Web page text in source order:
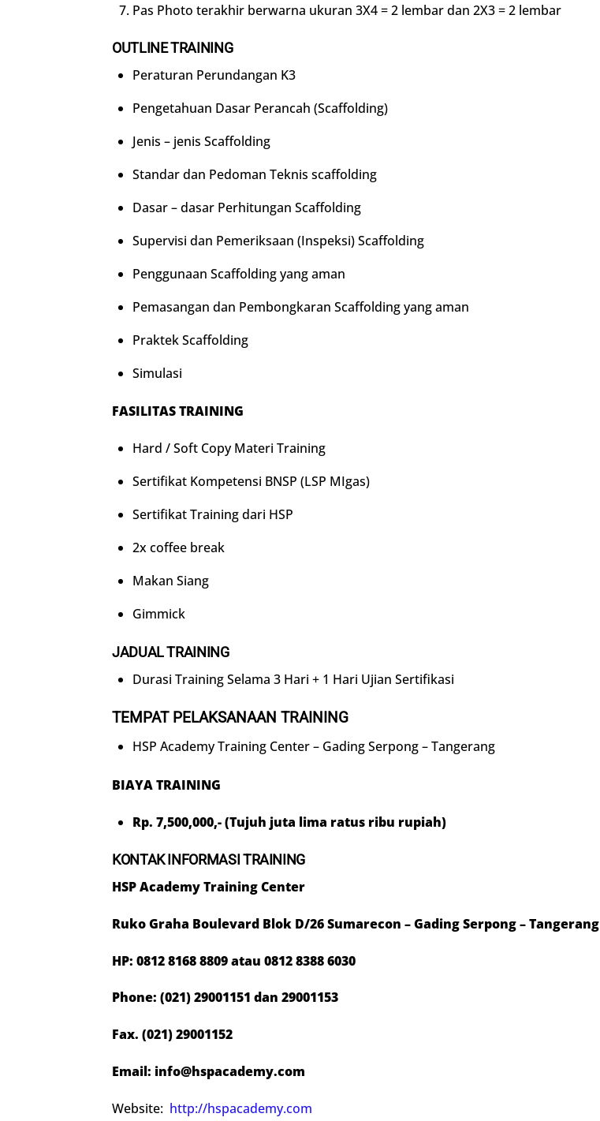
Pas Photo terakhir berwarna ukuran 3X4 = 2 lembar dan 2X3 = 2 lembar
OUTLINE TRAINING
Peraturan Perundangan K3
Pengetahuan Dasar Perancah (Scaffolding)
Jenis – jenis Scaffolding
Standar dan Pedoman Teknis scaffolding
Dasar – dasar Perhitungan Scaffolding
Supervisi dan Pemeriksaan (Inspeksi) Scaffolding
Penggunaan Scaffolding yang aman
Pemasangan dan Pembongkaran Scaffolding yang aman
Praktek Scaffolding
Simulasi
FASILITAS TRAINING
Hard / Soft Copy Materi Training
Sertifikat Kompetensi BNSP (LSP MIgas)
Sertifikat Training dari HSP
2x coffee break
Makan Siang
Gimmick
JADUAL TRAINING
Durasi Training Selama 3 Hari + 1 Hari Ujian Sertifikasi
TEMPAT PELAKSANAAN TRAINING
HSP Academy Training Center – Gading Serpong – Tangerang
BIAYA TRAINING
Rp. 7,500,000,- (Tujuh juta lima ratus ribu rupiah)
KONTAK INFORMASI TRAINING
HSP Academy Training Center
Ruko Graha Boulevard Blok D/26 Sumarecon – Gading Serpong – Tangerang
HP: 0812 8168 8809atau 08128388 6030
Phone: (021) 29001151 dan 29001153
Fax. (021) 29001152
Email: info@hspacademy.com
Website: http://hspacademy.com